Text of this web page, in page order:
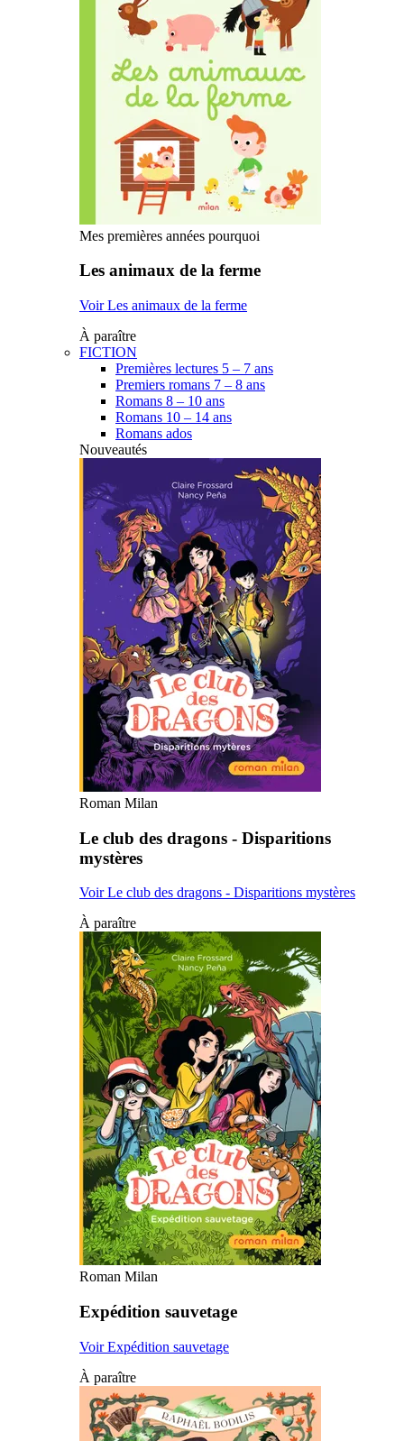
Mes premières années pourquoi
Les animaux de la ferme
Voir Les animaux de la ferme
À paraître
FICTION
Premières lectures 5 – 7 ans
Premiers romans 7 – 8 ans
Romans 8 – 10 ans
Romans 10 – 14 ans
Romans ados
Nouveautés
Roman Milan
Le club des dragons - Disparitions
mystères
Voir Le club des dragons - Disparitions mystères
À paraître
Roman Milan
Expédition sauvetage
Voir Expédition sauvetage
À paraître